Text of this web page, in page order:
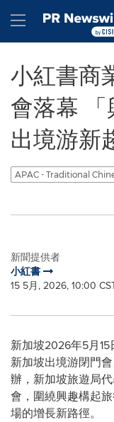
Hamburger
小紅書商
會落幕
出境游新
APAC - Traditional
新聞提供者
小紅書
15 5月, 2026, 10:00
新加坡2026年5月15
新加坡出境游閉門
辦，新加坡旅遊局
會，圍繞興趣構起
場的增長新路徑。